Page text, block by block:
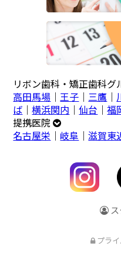
リボン歯科・矯正歯科
高田馬場 ｜王子 ｜ 三鷹 ｜
ば ｜横浜関内 ｜仙台 ｜福
提携医院
名古屋栄 ｜岐阜 ｜滋賀東
プライ